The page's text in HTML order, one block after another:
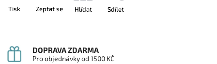
Tisk Zeptat se Hlídat Sdílet
DOPRAVA ZDARMA
Pro objednávky od 1500 KČ